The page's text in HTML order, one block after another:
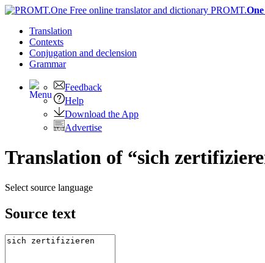
PROMT.One
Translation
Contexts
Conjugation and declension
Grammar
Feedback
Help
Download the App
Advertise
Translation of “sich
Select source language
Source text